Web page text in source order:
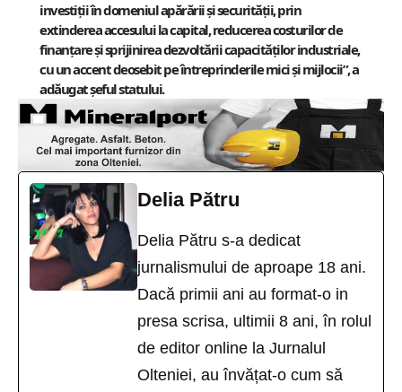
investiții în domeniul apărării și securității, prin
extinderea accesului la capital, reducerea costurilor de
finanțare și sprijinirea dezvoltării capacităților industriale,
cu un accent deosebit pe întreprinderile mici și mijlocii”, a
adăugat șeful statului.
Delia Pătru
Delia Pătru s-a dedicat
jurnalismului de aproape 18 ani.
Dacă primii ani au format-o in
presa scrisa, ultimii 8 ani, în rolul
de editor online la Jurnalul
Olteniei, au învățat-o cum să